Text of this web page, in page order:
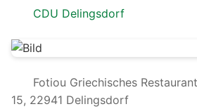
CDU Delingsdorf
Fotiou Griechisches
15, 22941 Delingsdorf